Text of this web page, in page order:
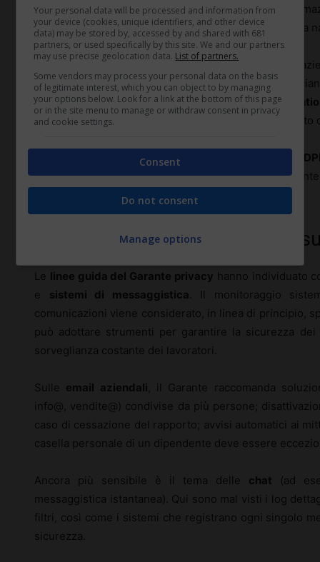
approcciomirato. Il controllo deve limitarsi alle
evitando esplorazioni generalizzate della posta o della
Nei settori più esposti (banche, assicurazioni,
particolarmente delicati) i controlli difensivi si
monitoraggio degli accessi,DLP (Data Loss
reti. Strumenti che, di fatto, comportano un trattamento
È qui che la documentazione diventa cruciale:
trattamenti, accordi con i fornitori cloud e protocolli
Limiti posti dal Garante privacy
Le linee guida del Garante privacy hanno individuato
e sistemi di messaggistica . Il monitoraggio
comunicazioni viene considerato, in linea di principio,
può adottare strumenti per garantire la sicurezza
sorveglianza costante dei lavoratori.
Sulle email aziendali , il Garante raccomanda
info@, vendite@) condivise da più persone;
caso di cessazione del rapporto; avvisi automatici ai
casella personale di un dipendente deve essere
Ancora più sensibile è il tema delle chat (ad
messaggistica istantanea). Qui sono mal visti i log
filtri, così come i sistemi che registrano ogni singolo
sicurezza.
Your personal data will be processed and information from
your device (cookies, unique identifiers, and other device
data) may be stored by, accessed by and shared with 681
partners, or used specifically by this site. We and our partners
may use precise geolocation data. List of partners.
Some vendors may process your personal data on the basis
of legitimate interest, which you can object to by managing
your options below. Look for a link at the bottom of this page
or in the site menu to manage or withdraw consent in privacy
and cookie settings.
Consent
Do not consent
Manage options